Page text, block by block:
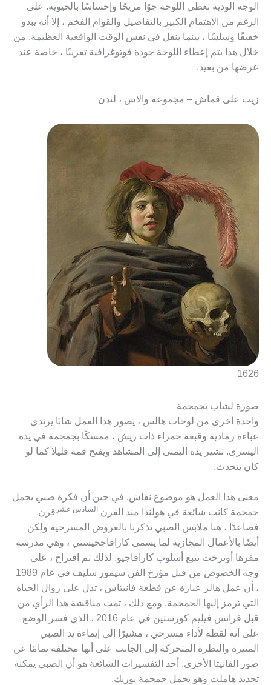
الوجه الودية تعطي اللوحة جوًا مريحًا وإحساسًا بالحيوية. على
الرغم من الاهتمام الكبير بالتفاصيل والقوام الفخم ، إلا أنه يبدو
خفيفًا وسلسًا ، بينما ينقل في نفس الوقت الواقعية العظيمة. من
خلال هذا يتم إعطاء اللوحة جودة فوتوغرافية تقريبًا ، خاصة عند
عرضها من بعيد.
زيت على قماش – مجموعة والاس ، لندن
1626
صورة لشاب بجمجمة
واحدة أخرى من لوحات هالس ، يصور هذا العمل شابًا يرتدي
عباءة رمادية وقبعة حمراء ذات ريش ، ممسكًا بجمجمة في يده
اليسرى. تشير يده اليمنى إلى المشاهد ويفتح فمه قليلاً كما لو
كان يتحدث.
معنى هذا العمل هو موضوع نقاش. في حين أن فكرة صبي يحمل
جمجمة كانت شائعة في هولندا منذ القرن السادس عشر قرن
فصاعدًا ، هنا ملابس الصبي تذكرنا بالعروض المسرحية ولكن
أيضًا بالأعمال المجازية لما يسمى كارافاججيستي ، وهي مدرسة
مقرها أوترخت تتبع أسلوب كارافاجيو. لذلك تم اقتراح ، على
وجه الخصوص من قبل مؤرخ الفن سيمور سليف في عام 1989
، أن عمل هالز عبارة عن قطعة فانيتاس ، تدل على زوال الحياة
التي ترمز إليها الجمجمة. ومع ذلك ، تمت مناقشة هذا الرأي من
قبل فرانس فيليم كورستين في عام 2016 ، الذي فسر الوضع
على أنه لقطة لأداء مسرحي ، مشيرًا إلى إيماءة يد الصبي
المثيرة والنظرة المتحركة إلى الجانب على أنها مختلفة تمامًا عن
صور الفانيتا الأخرى. أحد التفسيرات الشائعة هو أن الصبي يمكنه
تحديد هاملت وهو يحمل جمجمة يوريك.